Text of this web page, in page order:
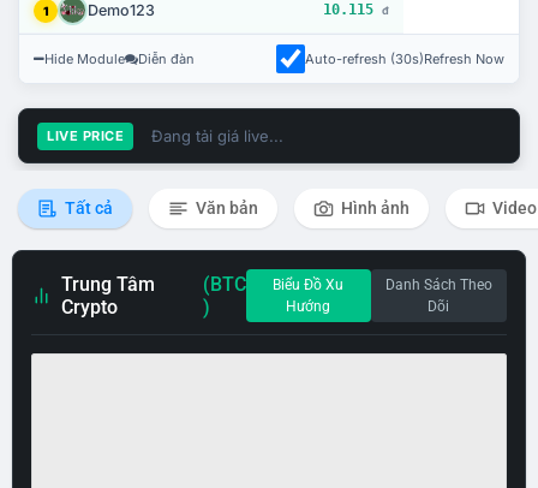
1 Demo123 10.115 đ
Hide Module Diễn đàn Auto-refresh (30s)Refresh Now
LIVE PRICE Đang tải giá live...
Tất cả Văn bản Hình ảnh Video
Trung Tâm
Crypto
(BTC
)
Biểu Đồ Xu
Hướng
Danh Sách Theo
Dõi